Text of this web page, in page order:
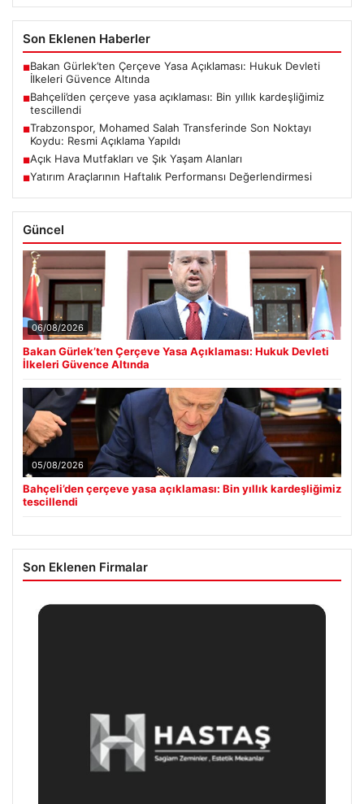
Son Eklenen Haberler
■Bakan Gürlek’ten Çerçeve Yasa Açıklaması: Hukuk Devleti
İlkeleri Güvence Altında
■Bahçeli’den çerçeve yasa açıklaması: Bin yıllık kardeşliğimiz
tescillendi
■Trabzonspor, Mohamed Salah Transferinde Son Noktayı
Koydu: Resmi Açıklama Yapıldı
■Açık Hava Mutfakları ve Şık Yaşam Alanları
■Yatırım Araçlarının Haftalık Performansı Değerlendirmesi
Güncel
06/08/2026
Bakan Gürlek’ten Çerçeve Yasa Açıklaması: Hukuk Devleti
İlkeleri Güvence Altında
05/08/2026
Bahçeli’den çerçeve yasa açıklaması: Bin yıllık kardeşliğimiz
tescillendi
Son Eklenen Firmalar